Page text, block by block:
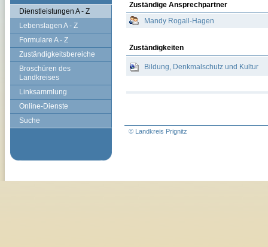
Dienstleistungen A - Z
Lebenslagen A - Z
Formulare A - Z
Zuständigkeitsbereiche
Broschüren des
Landkreises
Linksammlung
Online-Dienste
Suche
Zuständige Ansprechpartner
Mandy Rogall-Hagen
Zuständigkeiten
Bildung, Denkmalschutz und Kultur
© Landkreis Prignitz